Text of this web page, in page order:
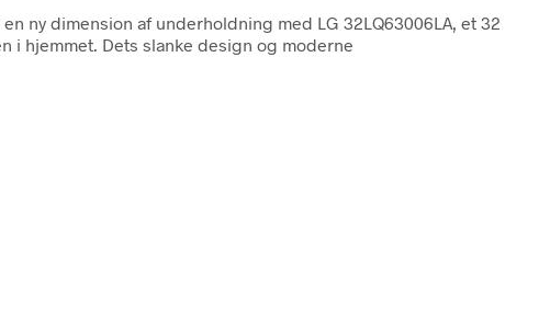
en ny dimension af underholdning med LG 32LQ63006LA, et 32
i hjemmet. Dets slanke design og moderne